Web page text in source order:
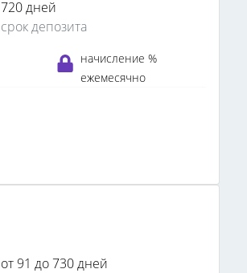
720 дней
срок депозита
начисление %
ежемесячно
от 91 до 730 дней